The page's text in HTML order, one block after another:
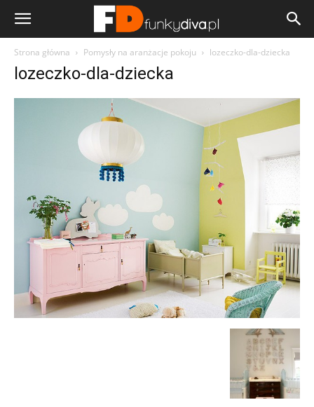
Strona główna Pomysły na aranżacje pokoju lozeczko-dla-dziecka
lozeczko-dla-dziecka